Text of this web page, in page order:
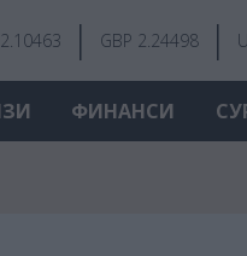
GBP 2.24498
ФИНАНСИ